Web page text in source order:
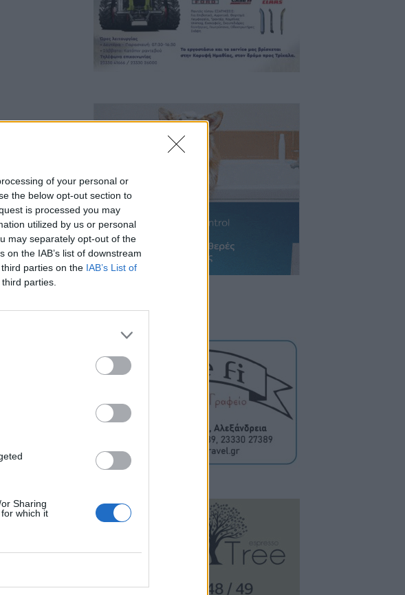
of your personal or
the below opt-out section to
is processed you may
utilized by us or personal
may separately opt-out of the
the IAB’s list of downstream
parties on the IAB’s List of
parties.
Sharing
which it